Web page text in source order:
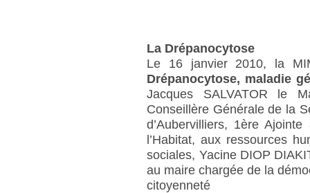
La Drépanocytose
Le 16 janvier 2010, la
Drépanocytose, maladie
Jacques SALVATOR le
Conseillère Générale de la
d’Aubervilliers, 1ère
l’Habitat, aux ressources
sociales, Yacine DIOP
au maire chargée de la
citoyenneté